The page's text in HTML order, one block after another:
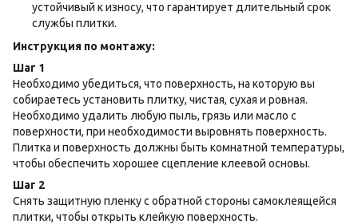
устойчивый к износу, что гарантирует длительный срок
службы плитки.
Инструкция по монтажу:
Шаг 1
Необходимо убедиться, что поверхность, на которую вы
собираетесь установить плитку, чистая, сухая и ровная.
Необходимо удалить любую пыль, грязь или масло с
поверхности, при необходимости выровнять поверхность.
Плитка и поверхность должны быть комнатной температуры,
чтобы обеспечить хорошее сцепление клеевой основы.
Шаг 2
Снять защитную пленку с обратной стороны самоклеящейся
плитки, чтобы открыть клейкую поверхность.